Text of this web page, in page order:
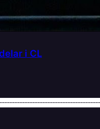
i CL